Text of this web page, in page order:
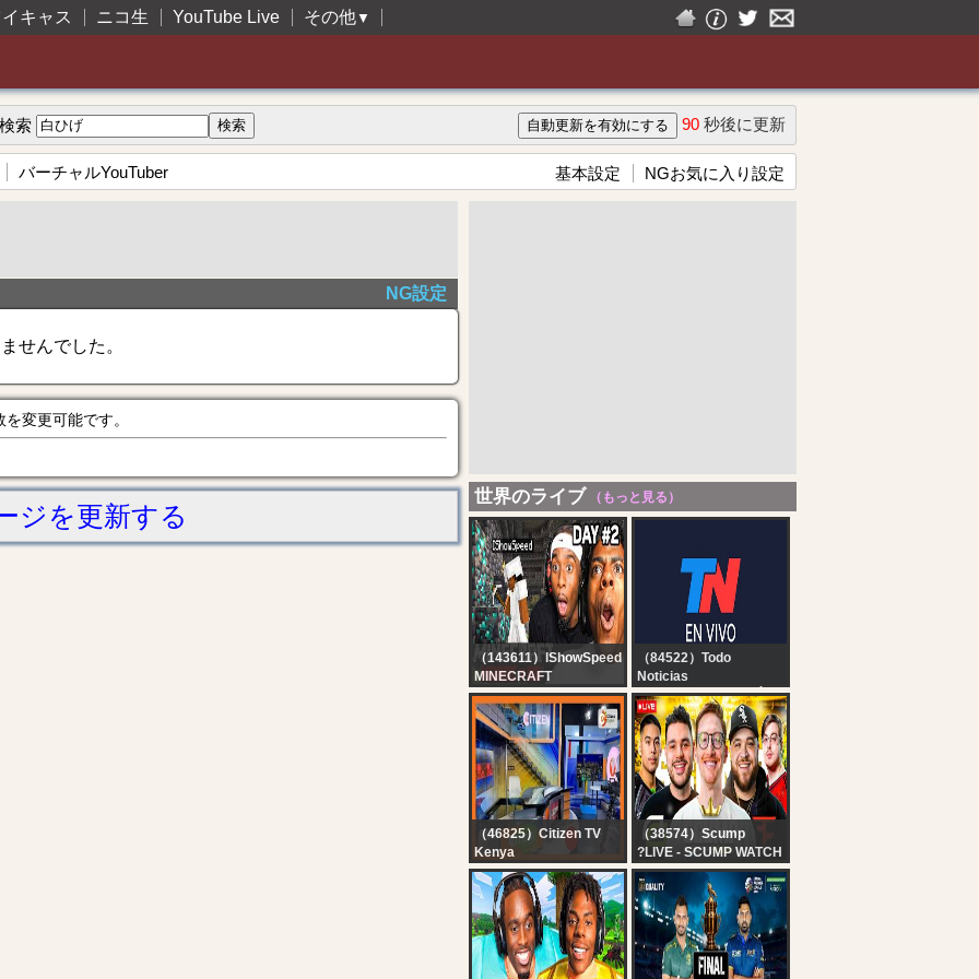
キャス ニコ生 YouTube Live その他▼
検索 90 秒後に更新
バーチャルYouTuber 基本設定 NGお気に入り設定
NG設定
せんでした。
変更可能です。
ジを更新する
世界のライブ （もっと見る）
（143611）IShowSpeed
MINECRAFT
HARDCORE ALL
BOSSES DAY 2 ???‍♂️ft.
KaiCenat
（84522）Todo
Noticias
TN EN VIVO - SEGUÍ LA
TRANSMISIÓN EN VIVO
DE TODO NOTICIAS
（46825）Citizen TV
Kenya
Citizen TV Live:
（38574）Scump
?LIVE - SCUMP WATCH
PARTY!! OpTic
GAMING vs FAZE |
ESPORTS WORLD CUP
DAY 4